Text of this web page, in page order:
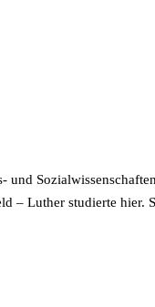
– Luther studierte hier.